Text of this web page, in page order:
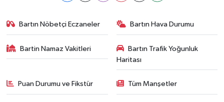
Bartın Nöbetçi Eczaneler Bartın Hava Durumu
Bartin Namaz Vakitleri
Bartın Trafik Yoğunluk
Haritası
Puan Durumu ve Fikstür Tüm Manşetler